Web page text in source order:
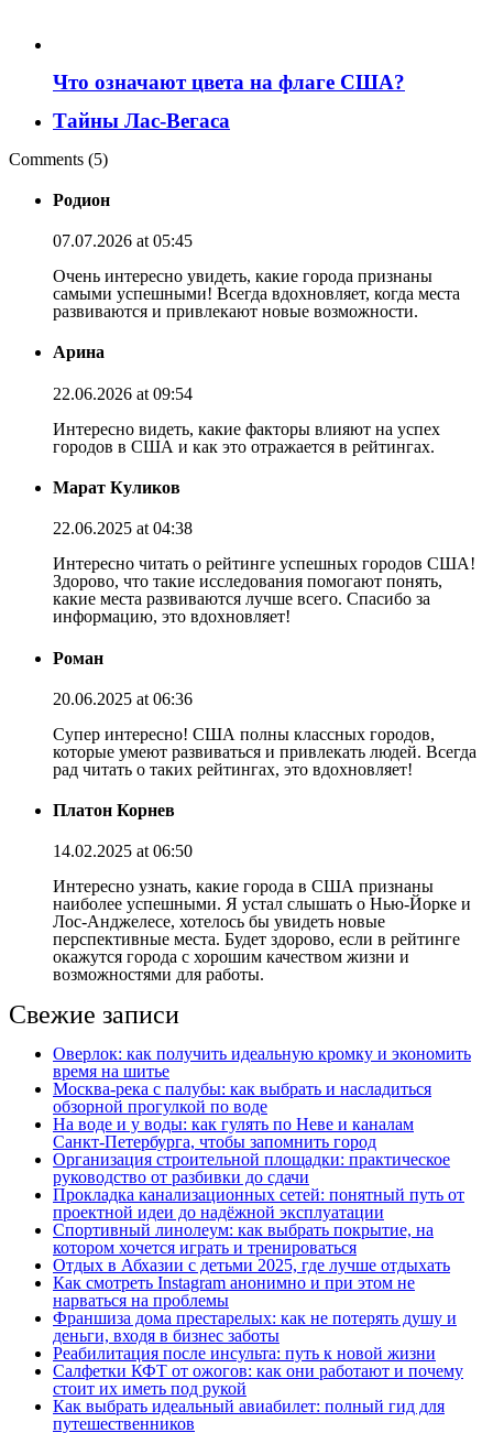
Что означают цвета на флаге США?
Тайны Лас-Вегаса
Comments (5)
Родион
07.07.2026 at 05:45
Очень интересно увидеть, какие города признаны
самыми успешными! Всегда вдохновляет, когда места
развиваются и привлекают новые возможности.
Арина
22.06.2026 at 09:54
Интересно видеть, какие факторы влияют на успех
городов в США и как это отражается в рейтингах.
Марат Куликов
22.06.2025 at 04:38
Интересно читать о рейтинге успешных городов США!
Здорово, что такие исследования помогают понять,
какие места развиваются лучше всего. Спасибо за
информацию, это вдохновляет!
Роман
20.06.2025 at 06:36
Супер интересно! США полны классных городов,
которые умеют развиваться и привлекать людей. Всегда
рад читать о таких рейтингах, это вдохновляет!
Платон Корнев
14.02.2025 at 06:50
Интересно узнать, какие города в США признаны
наиболее успешными. Я устал слышать о Нью-Йорке и
Лос-Анджелесе, хотелось бы увидеть новые
перспективные места. Будет здорово, если в рейтинге
окажутся города с хорошим качеством жизни и
возможностями для работы.
Свежие записи
Оверлок: как получить идеальную кромку и экономить
время на шитье
Москва‑река с палубы: как выбрать и насладиться
обзорной прогулкой по воде
На воде и у воды: как гулять по Неве и каналам
Санкт‑Петербурга, чтобы запомнить город
Организация строительной площадки: практическое
руководство от разбивки до сдачи
Прокладка канализационных сетей: понятный путь от
проектной идеи до надёжной эксплуатации
Спортивный линолеум: как выбрать покрытие, на
котором хочется играть и тренироваться
Отдых в Абхазии с детьми 2025, где лучше отдыхать
Как смотреть Instagram анонимно и при этом не
нарваться на проблемы
Франшиза дома престарелых: как не потерять душу и
деньги, входя в бизнес заботы
Реабилитация после инсульта: путь к новой жизни
Салфетки КФТ от ожогов: как они работают и почему
стоит их иметь под рукой
Как выбрать идеальный авиабилет: полный гид для
путешественников